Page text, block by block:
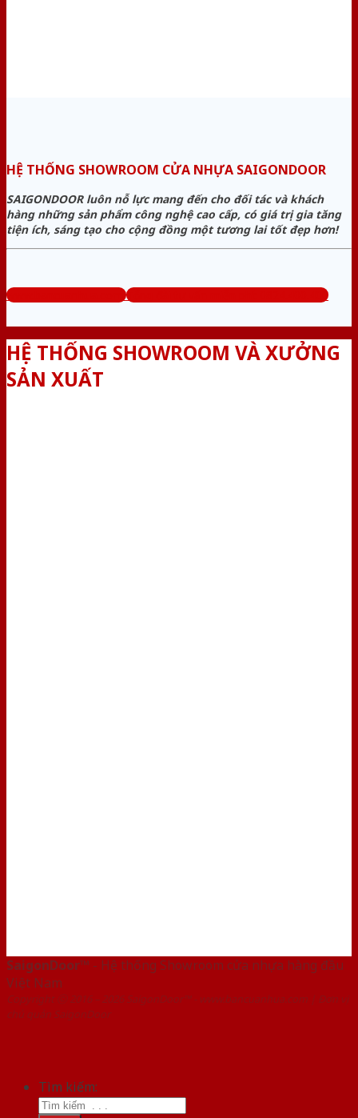
HỆ THỐNG SHOWROOM CỬA NHỰA SAIGONDOOR
SAIGONDOOR luôn nỗ lực mang đến cho đối tác và khách
hàng những sản phẩm công nghệ cao cấp, có giá trị gia tăng
tiện ích, sáng tạo cho cộng đồng một tương lai tốt đẹp hơn!
www.bancuanhua.com Tổng đài tư vấn miễn phí: 0824.400.400
HỆ THỐNG SHOWROOM VÀ XƯỞNG
SẢN XUẤT
SaigonDoor™ - Hệ thống Showroom cửa nhựa hàng đầu
Việt Nam
Copyright ⓒ 2016 – 2026 SaigonDoor™ - www.bancuanhua.com | Đơn vị
chủ quản SaigonDoor
Tìm kiếm: